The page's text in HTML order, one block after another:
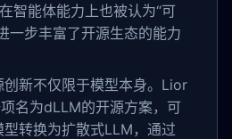
智能体能力上也被认为“可
一步丰富了开源生态的能力
新不仅限于模型本身。Lior
名为dLLM的开源方案，可
转换为扩散式LLM，通过